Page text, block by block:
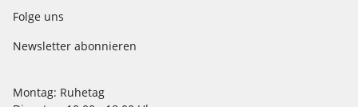
Folge uns
Newsletter abonnieren
Montag: Ruhetag